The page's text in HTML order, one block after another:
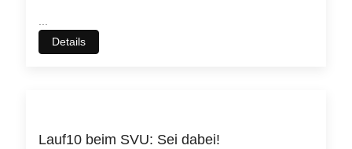
...
Details
Lauf10 beim SVU: Sei dabei!